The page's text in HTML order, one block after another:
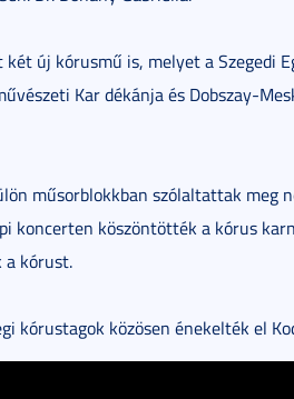
új kórusmű is, melyet a Szegedi
Kar dékánja és Dobszay-
műsorblokkban szólaltattak meg
koncerten köszöntötték a kórus
a kórust.
kórustagok közösen énekelték el